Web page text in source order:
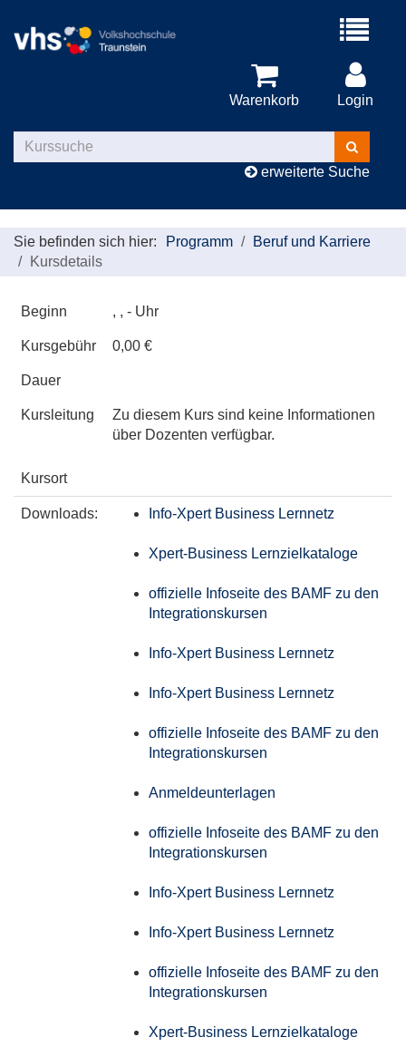
Menü
Warenkorb Login
Kurse
suchen
erweiterte Suche
Sie befinden sich hier: Programm
Beruf und Karriere
Kursdetails
Beginn , , - Uhr
Kursgebühr 0,00 €
Dauer
Kursleitung
Zu diesem Kurs sind keine Informationen
über Dozenten verfügbar.
Kursort
Downloads: Info-Xpert Business Lernnetz
Xpert-Business Lernzielkataloge
offizielle Infoseite des BAMF zu den
Integrationskursen
Info-Xpert Business Lernnetz
Info-Xpert Business Lernnetz
offizielle Infoseite des BAMF zu den
Integrationskursen
Anmeldeunterlagen
offizielle Infoseite des BAMF zu den
Integrationskursen
Info-Xpert Business Lernnetz
Info-Xpert Business Lernnetz
offizielle Infoseite des BAMF zu den
Integrationskursen
Xpert-Business Lernzielkataloge